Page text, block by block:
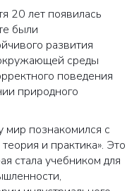
20 лет появилась
были
развития
среды
поведения
природного
мир познакомился с
и практика». Это
стала учебником для